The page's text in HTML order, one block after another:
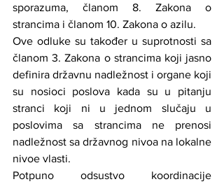
sporazuma, članom 8. Zakona o
strancima i članom 10. Zakona o azilu.
Ove odluke su također u suprotnosti sa
članom 3. Zakona o strancima koji jasno
definira državnu nadležnost i organe koji
su nosioci poslova kada su u pitanju
stranci koji ni u jednom slučaju u
poslovima sa strancima ne prenosi
nadležnost sa državnog nivoa na lokalne
nivoe vlasti.
Potpuno odsustvo koordinacije